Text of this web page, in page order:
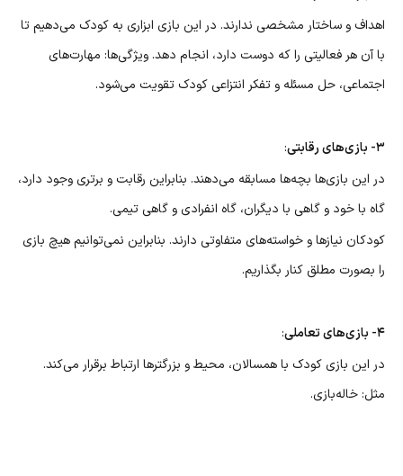
اهداف و ساختار مشخصی ندارند. در این بازی ابزاری به کودک می‌دهیم تا
با آن هر فعالیتی را که دوست دارد، انجام دهد. ویژگی‌ها: مهارت‌های
اجتماعی، حل مسئله و تفکر انتزاعی کودک تقویت می‌شود.
۳- بازی‌های رقابتی
:
در این بازی‌ها بچه‌ها مسابقه می‌دهند. بنابراین رقابت و برتری وجود دارد،
گاه با خود و گاهی با دیگران، گاه انفرادی و گاهی تیمی.
کودکان نیازها و خواسته‌های متفاوتی دارند. بنابراین نمی‌توانیم هیچ بازی
را بصورت مطلق کنار بگذاریم.
۴- بازی‌های تعاملی
:
در این بازی کودک با همسالان، محیط و بزرگترها ارتباط برقرار می‌کند.
مثل: خاله‌بازی.